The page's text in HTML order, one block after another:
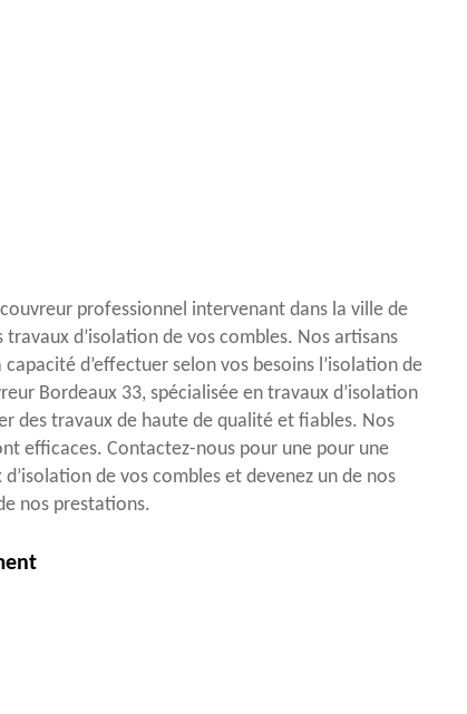
professionnel intervenant dans la ville de
travaux d’isolation de vos combles. Nos artisans
d’effectuer selon vos besoins l’isolation de
Bordeaux 33, spécialisée en travaux d’isolation
des travaux de haute de qualité et fiables. Nos
efficaces. Contactez-nous pour une pour une
de vos combles et devenez un de nos
nos prestations.